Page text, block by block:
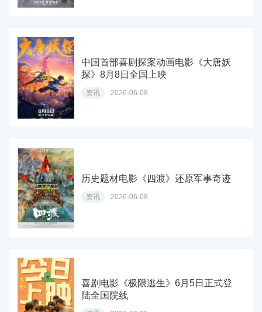
中国首部喜剧探案动画电影《大唐妖
探》8月8日全国上映
资讯 2026-06-08
历史题材电影《四渡》还原军事奇迹
资讯 2026-06-08
喜剧电影《极限逃生》6月5日正式登
陆全国院线